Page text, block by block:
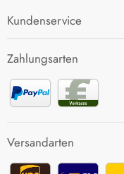
Kundenservice
Zahlung und Versand
Rücksendung
Kontakt
Zahlungsarten
Versandarten